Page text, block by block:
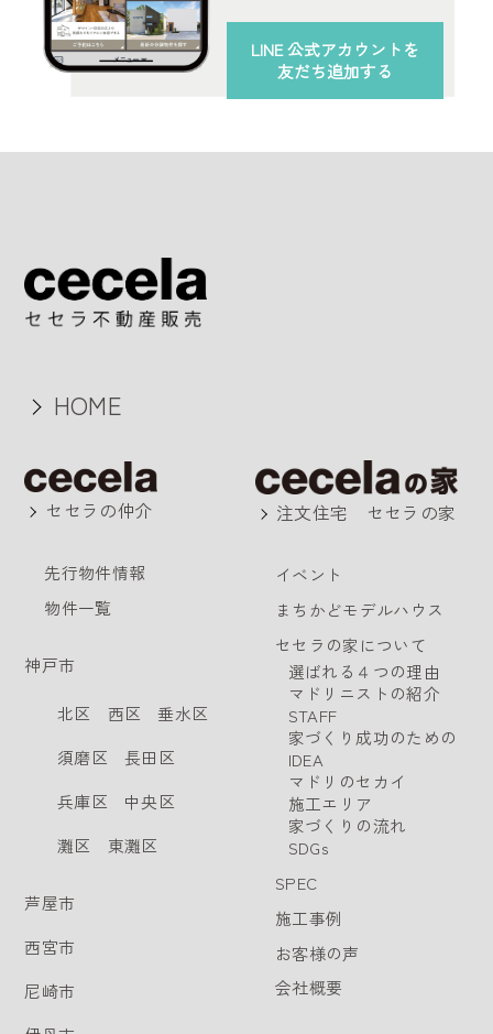
LINE 公式アカウントを
友だち追加する
HOME
セセラの仲介
先行物件情報
物件一覧
神戸市
北区 西区
垂水区
須磨区
長田区
兵庫区
中央区
灘区
東灘区
芦屋市
西宮市
尼崎市
注文住宅 セセラの家
イベント
まちかどモデルハウス
セセラの家について
選ばれる４つの理由
マドリニストの紹介
STAFF
家づくり成功のための
IDEA
マドリのセカイ
施工エリア
家づくりの流れ
SDGs
SPEC
施工事例
お客様の声
会社概要